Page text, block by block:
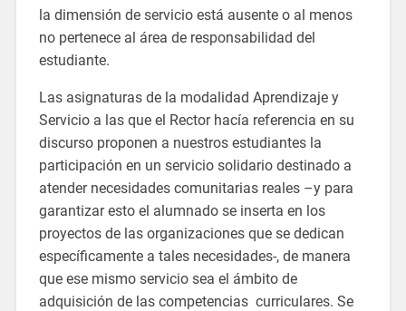
la dimensión de servicio está ausente o al menos
no pertenece al área de responsabilidad del
estudiante.
Las asignaturas de la modalidad Aprendizaje y
Servicio a las que el Rector hacía referencia en su
discurso proponen a nuestros estudiantes la
participación en un servicio solidario destinado a
atender necesidades comunitarias reales –y para
garantizar esto el alumnado se inserta en los
proyectos de las organizaciones que se dedican
específicamente a tales necesidades-, de manera
que ese mismo servicio sea el ámbito de
adquisición de las competencias curriculares. Se